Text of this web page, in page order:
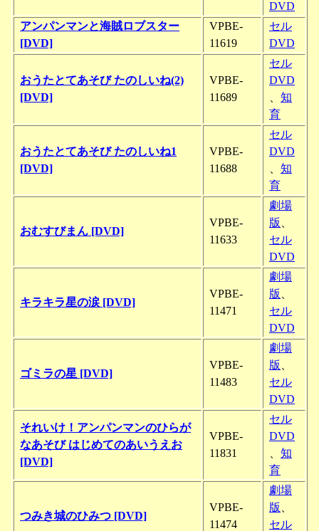
DVD
アンパンマンと海賊ロブスター
[DVD]
VPBE-
11619
セル
DVD
おうたとてあそび たのしいね(2)
[DVD]
VPBE-
11689
セル
DVD
知
育
おうたとてあそび たのしいね1
[DVD]
VPBE-
11688
セル
DVD
知
育
おむすびまん [DVD]
VPBE-
11633
劇場
版
セル
DVD
キラキラ星の涙 [DVD]
VPBE-
11471
劇場
版
セル
DVD
ゴミラの星 [DVD]
VPBE-
11483
劇場
版
セル
DVD
それいけ！アンパンマンのひらが
なあそび はじめてのあいうえお
[DVD]
VPBE-
11831
セル
DVD
知
育
つみき城のひみつ [DVD]
VPBE-
11474
劇場
版
セル